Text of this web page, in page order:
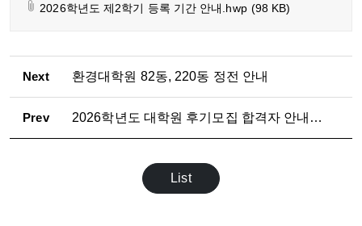
2026학년도 제2학기 등록 기간 안내.hwp (98 KB)
Next 환경대학원 82동, 220동 정전 안내
Prev 2026학년도 대학원 후기모집 합격자 안내사항
List